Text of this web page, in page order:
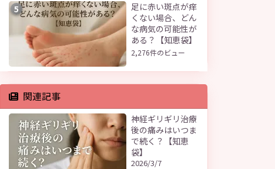
5
足に赤い斑点が痒
くない場合、どん
な病気の可能性が
ある？【知恵袋】
2,276件のビュー
関連記事
神経ギリギリ治療
後の痛みはいつま
で続く？【知恵
袋】
2026/3/7